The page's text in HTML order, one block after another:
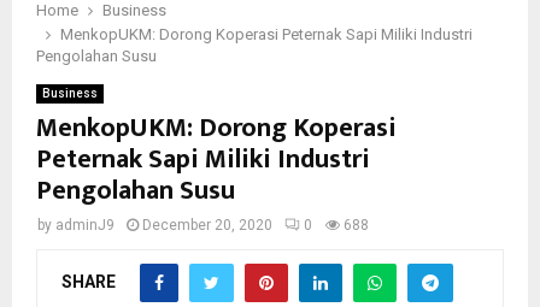
Home
Business
MenkopUKM: Dorong Koperasi Peternak Sapi Miliki Industri
Pengolahan Susu
Business
MenkopUKM: Dorong Koperasi
Peternak Sapi Miliki Industri
Pengolahan Susu
by adminJ9 December 20, 2020 0 688
SHARE